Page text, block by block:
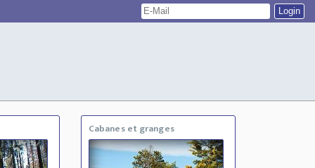
Cabanes et granges